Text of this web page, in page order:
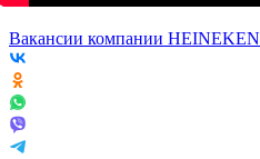
Вакансии компании HEINEKEN